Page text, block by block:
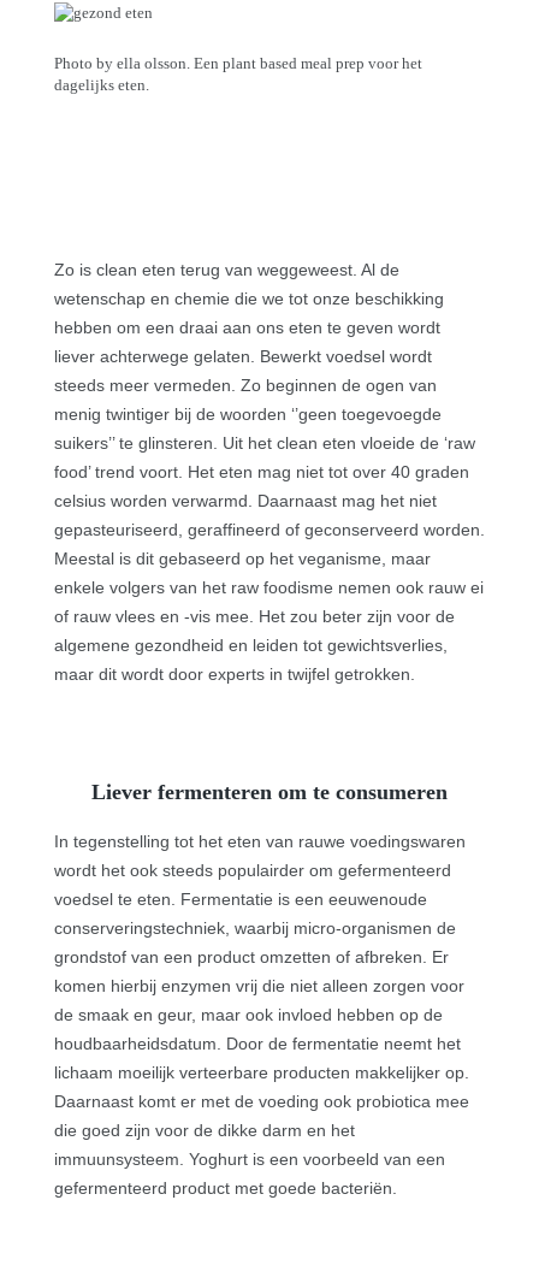
Photo by ella olsson. Een plant based meal prep voor het
dagelijks eten.
Zo is clean eten terug van weggeweest. Al de
wetenschap en chemie die we tot onze beschikking
hebben om een draai aan ons eten te geven wordt
liever achterwege gelaten. Bewerkt voedsel wordt
steeds meer vermeden. Zo beginnen de ogen van
menig twintiger bij de woorden ‘’geen toegevoegde
suikers’’ te glinsteren. Uit het clean eten vloeide de ‘raw
food’ trend voort. Het eten mag niet tot over 40 graden
celsius worden verwarmd. Daarnaast mag het niet
gepasteuriseerd, geraffineerd of geconserveerd worden.
Meestal is dit gebaseerd op het veganisme, maar
enkele volgers van het raw foodisme nemen ook rauw ei
of rauw vlees en -vis mee. Het zou beter zijn voor de
algemene gezondheid en leiden tot gewichtsverlies,
maar dit wordt door experts in twijfel getrokken.
Liever fermenteren om te consumeren
In tegenstelling tot het eten van rauwe voedingswaren
wordt het ook steeds populairder om gefermenteerd
voedsel te eten. Fermentatie is een eeuwenoude
conserveringstechniek, waarbij micro-organismen de
grondstof van een product omzetten of afbreken. Er
komen hierbij enzymen vrij die niet alleen zorgen voor
de smaak en geur, maar ook invloed hebben op de
houdbaarheidsdatum. Door de fermentatie neemt het
lichaam moeilijk verteerbare producten makkelijker op.
Daarnaast komt er met de voeding ook probiotica mee
die goed zijn voor de dikke darm en het
immuunsysteem. Yoghurt is een voorbeeld van een
gefermenteerd product met goede bacteriën.